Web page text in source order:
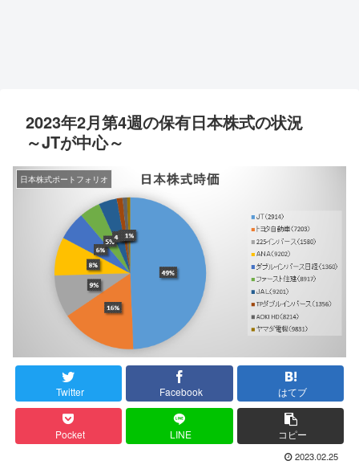
2023年2月第4週の保有日本株式の状況
～JTが中心～
日本株式ポートフォリオ
Twitter Facebook はてブ
Pocket LINE コピー
2023.02.25